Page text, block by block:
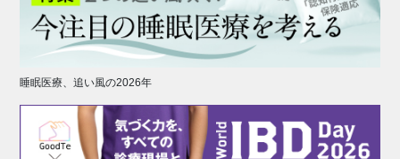
睡眠医療、追い風の2026年